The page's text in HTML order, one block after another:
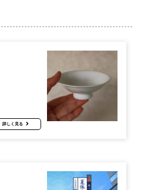
詳しく見る